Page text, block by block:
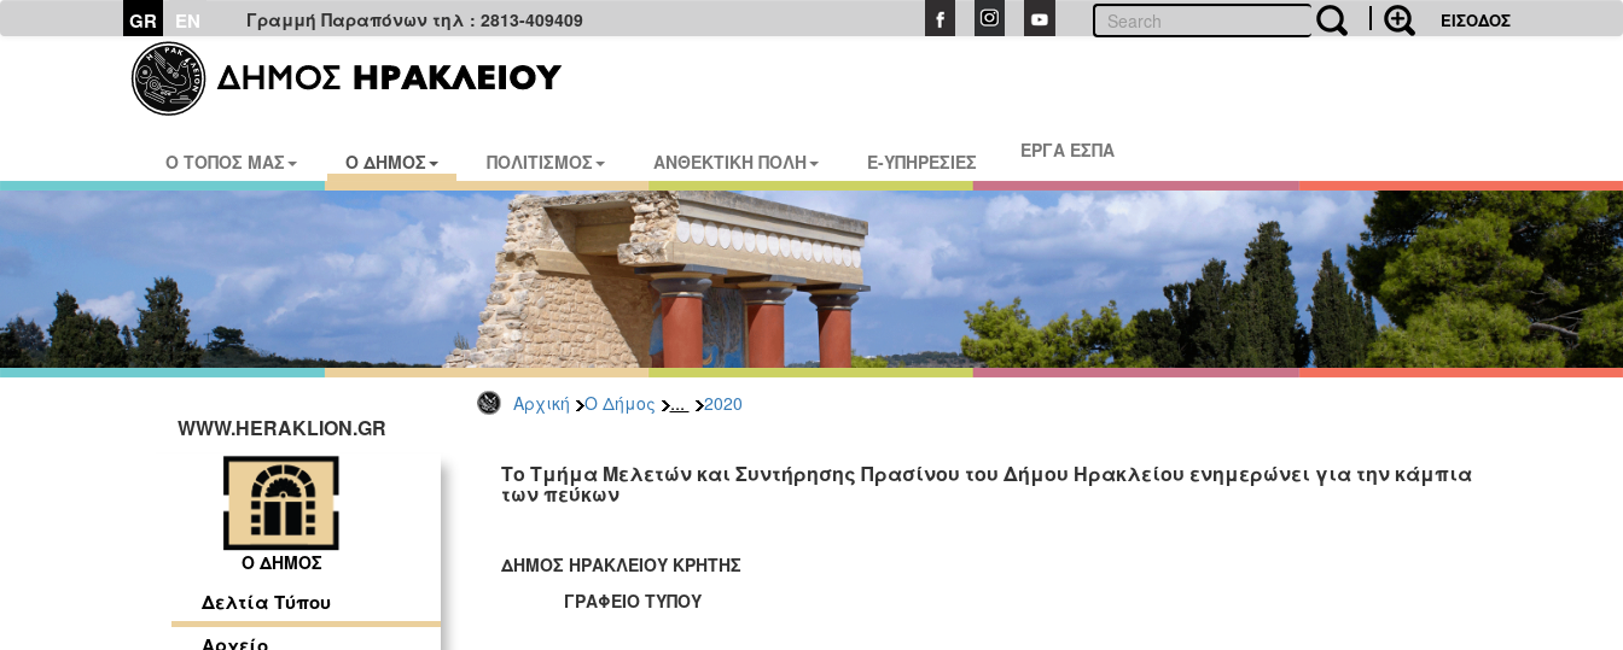
GR EN Γραμμή Παραπόνων τηλ : 2813-409409 ΕΙΣΟΔΟΣ
Ο ΤΟΠΟΣ ΜΑΣ Ο ΔΗΜΟΣ ΠΟΛΙΤΙΣΜΟΣ ΑΝΘΕΚΤΙΚΗ ΠΟΛΗ E-ΥΠΗΡΕΣΙΕΣ ΕΡΓΑ ΕΣΠΑ
Αρχική Ο Δήμος ... 2020
WWW.HERAKLION.GR
Ο ΔΗΜΟΣ
Δελτία Τύπου
Το Τμήμα Μελετών και Συντήρησης Πρασίνου του Δήμου Ηρακλείου ενημερώνει για την κάμπια
των πεύκων
ΔΗΜΟΣ ΗΡΑΚΛΕΙΟΥ ΚΡΗΤΗΣ
ΓΡΑΦΕΙΟ ΤΥΠΟΥ